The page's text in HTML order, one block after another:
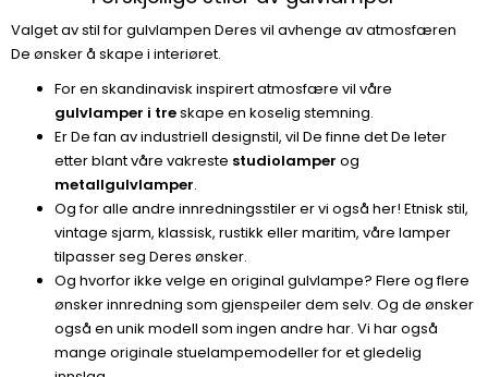
Valget av stil for gulvlampen Deres vil avhenge av atmosfæren
De ønsker å skape i interiøret.
For en skandinavisk inspirert atmosfære vil våre
gulvlamper i treskape en koselig stemning.
Er De fan av industriell designstil, vil De finne det De leter
etter blant våre vakreste studiolamper og
metallgulvlamper.
Og for alle andre innredningsstiler er vi også her! Etnisk stil,
vintage sjarm, klassisk, rustikk eller maritim, våre lamper
tilpasser seg Deres ønsker.
Og hvorfor ikke velge en original gulvlampe? Flere og flere
ønsker innredning som gjenspeiler dem selv. Og de ønsker
også en unik modell som ingen andre har. Vi har også
mange originale stuelampemodeller for et gledelig